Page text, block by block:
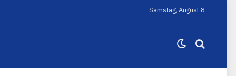
Samstag, August 8